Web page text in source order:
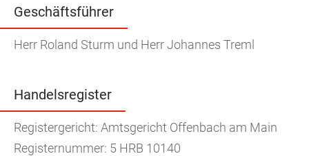
Geschäftsführer
Herr Roland Sturm und Herr Johannes Treml
Handelsregister
Registergericht: Amtsgericht Offenbach am Main
Registernummer: 5 HRB 10140